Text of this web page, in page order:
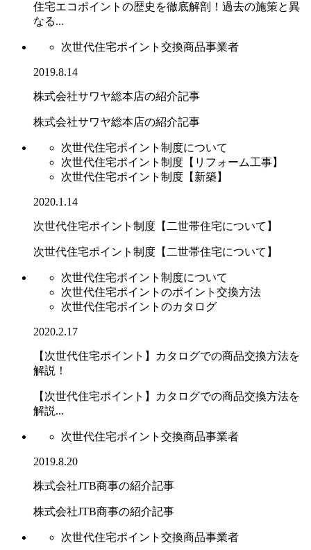
住宅エコポイントの歴史を徹底解剖！過去の施策と異
なる...
次世代住宅ポイント交換商品事業者
2019.8.14
株式会社サワヤ総本店の紹介記事
株式会社サワヤ総本店の紹介記事
次世代住宅ポイント制度について
次世代住宅ポイント制度【リフォーム工事】
次世代住宅ポイント制度【新築】
2020.1.14
次世代住宅ポイント制度【二世帯住宅について】
次世代住宅ポイント制度【二世帯住宅について】
次世代住宅ポイント制度について
次世代住宅ポイントのポイント交換方法
次世代住宅ポイントのカタログ
2020.2.17
【次世代住宅ポイント】カタログでの商品交換方法を
解説！
【次世代住宅ポイント】カタログでの商品交換方法を
解説...
次世代住宅ポイント交換商品事業者
2019.8.20
株式会社JTB商事の紹介記事
株式会社JTB商事の紹介記事
次世代住宅ポイント交換商品事業者